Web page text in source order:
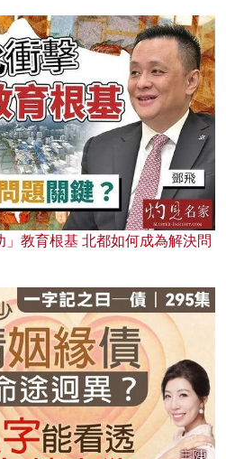
教育根基 北都如何成為解決問